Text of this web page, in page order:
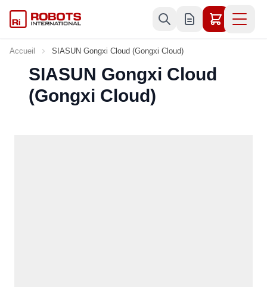
Accueil SIASUN Gongxi Cloud (Gongxi Cloud)
SIASUN Gongxi Cloud
(Gongxi Cloud)